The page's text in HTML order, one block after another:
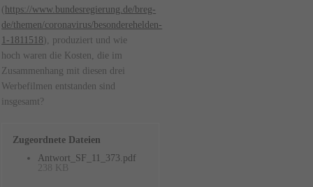
(https://www.bundesregierung.de/breg-
de/themen/coronavirus/besonderehelden-
1-1811518), produziert und wie
hoch waren die Kosten, die im
Zusammenhang mit diesen drei
Werbefilmen entstanden sind
insgesamt?
Zugeordnete Dateien
Antwort_SF_11_373.pdf
238 KB